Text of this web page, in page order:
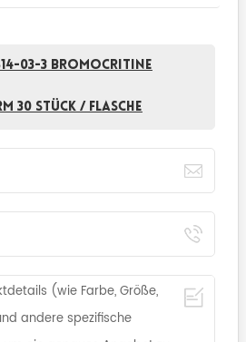
03-3 Bromocritine
30 Stück / Flasche